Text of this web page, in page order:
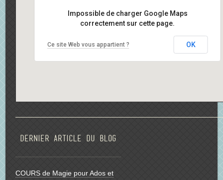
Impossible de charger Google Maps
correctement sur cette page.
Ce site Web vous appartient ? OK
Dernier article du blog
COURS de Magie pour Ados et